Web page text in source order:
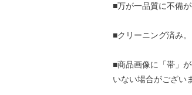
■万が一品質に不備
■クリーニング済み。
■商品画像に「帯」
いない場合がござい